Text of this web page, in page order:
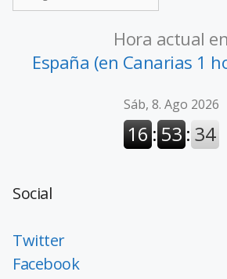
Hora actual en
España (en Canarias 1
Social
Twitter
Facebook